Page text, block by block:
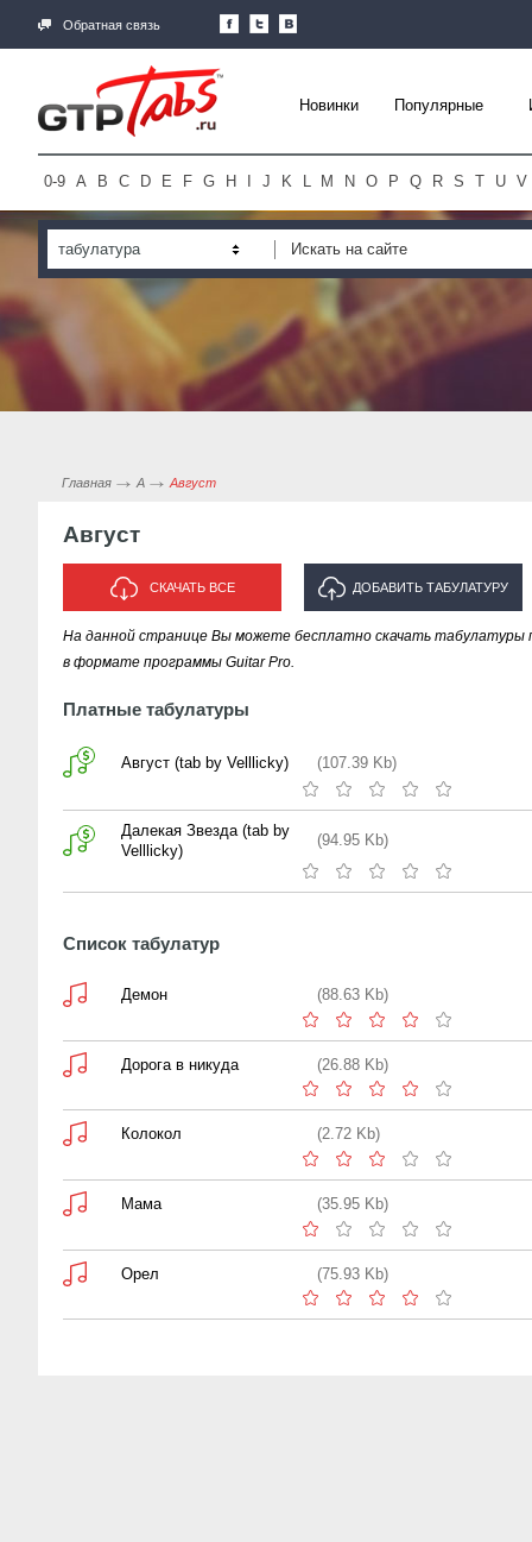
Обратная связь
Новинки Популярные
0-9 A B C D E F G H J K L M N O P Q R S T U V
табулатура
Главная А Август
Август
СКАЧАТЬ ВСЕ ДОБАВИТЬ ТАБУЛАТУРУ
ИСПОЛНИТЕЛЯ "АВГУСТ"
На данной странице Вы можете бесплатно скачать табулатуры
в формате программы Guitar Pro.
Платные табулатуры
Август (tab by Velllicky) (107.39 Kb)
Далекая Звезда (tab by
Velllicky)
(94.95 Kb)
Список табулатур
Демон (88.63 Kb)
Дорога в никуда (26.88 Kb)
Колокол (2.72 Kb)
Мама (35.95 Kb)
Орел (75.93 Kb)